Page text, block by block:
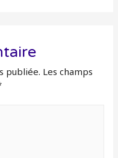
publiée. Les champs